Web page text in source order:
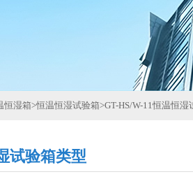
恒湿箱>恒温恒湿试验箱>GT-HS/W-11恒温恒湿
试验箱类型